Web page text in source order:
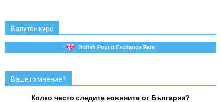
Валутен курс
British Pound Exchange Rate
Вашето мнение?
Колко често следите новините от България?